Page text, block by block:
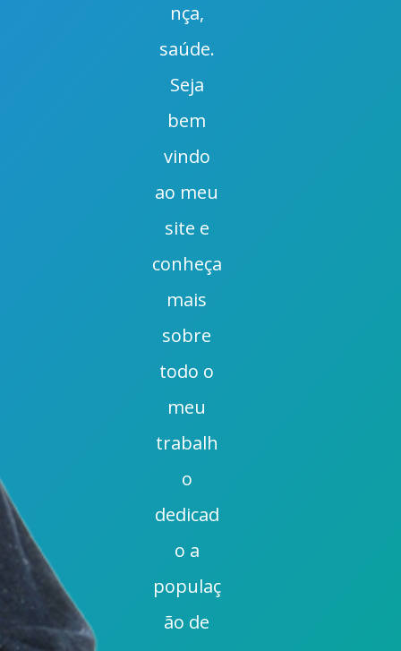
nça,
saúde.
Seja
bem
vindo
ao meu
site e
conheça
mais
sobre
todo o
meu
trabalh
o
dedicad
o a
populaç
ão de